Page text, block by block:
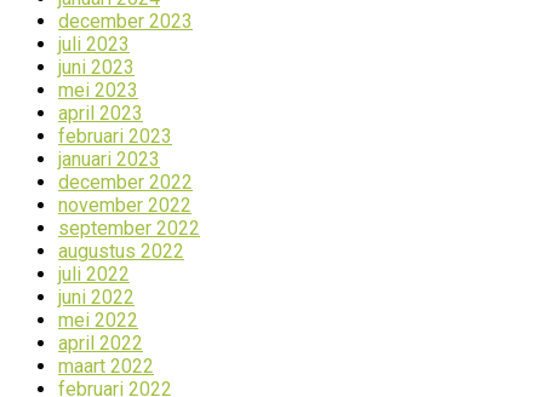
december 2023
juli 2023
juni 2023
mei 2023
april 2023
februari 2023
januari 2023
december 2022
november 2022
september 2022
augustus 2022
juli 2022
juni 2022
mei 2022
april 2022
maart 2022
februari 2022